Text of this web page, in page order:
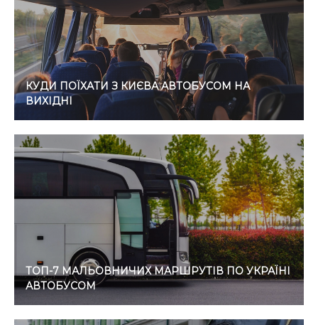
КУДИ ПОЇХАТИ З КИЄВА АВТОБУСОМ НА
ВИХІДНІ
ТОП-7 МАЛЬОВНИЧИХ МАРШРУТІВ ПО УКРАЇНІ
АВТОБУСОМ